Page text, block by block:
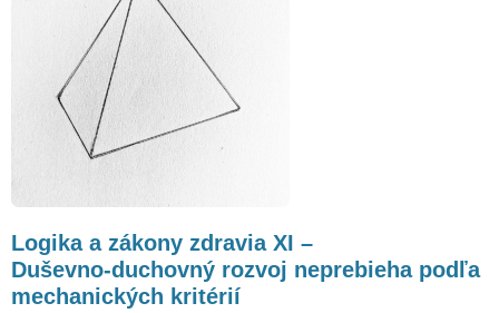
Logika a zákony zdravia XI –
Duševno-duchovný rozvoj neprebieha podľa
mechanických kritérií